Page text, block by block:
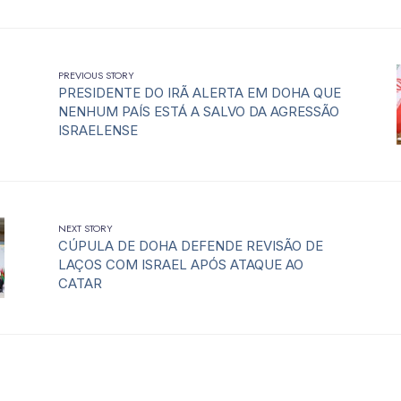
PREVIOUS STORY
PRESIDENTE DO IRÃ ALERTA EM DOHA QUE
NENHUM PAÍS ESTÁ A SALVO DA AGRESSÃO
ISRAELENSE
NEXT STORY
CÚPULA DE DOHA DEFENDE REVISÃO DE
LAÇOS COM ISRAEL APÓS ATAQUE AO
CATAR